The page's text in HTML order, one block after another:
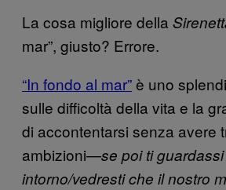
La cosa migliore della
mar”, giusto? Errore.
“In fondo al mar”è uno
sulle difficoltà della vita e la
di accontentarsi senza avere
ambizioni—se poi ti guardassi
intorno/vedresti che il nostro